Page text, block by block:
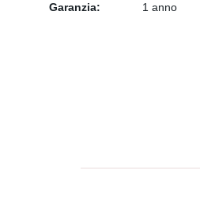
Garanzia:
1 anno